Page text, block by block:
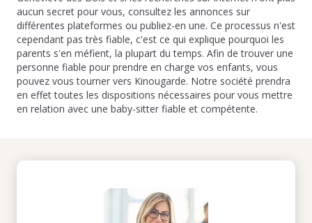
aucun secret pour vous, consultez les annonces sur
différentes plateformes ou publiez-en une. Ce processus n'est
cependant pas très fiable, c'est ce qui explique pourquoi les
parents s'en méfient, la plupart du temps. Afin de trouver une
personne fiable pour prendre en charge vos enfants, vous
pouvez vous tourner vers Kinougarde. Notre société prendra
en effet toutes les dispositions nécessaires pour vous mettre
en relation avec une baby-sitter fiable et compétente.